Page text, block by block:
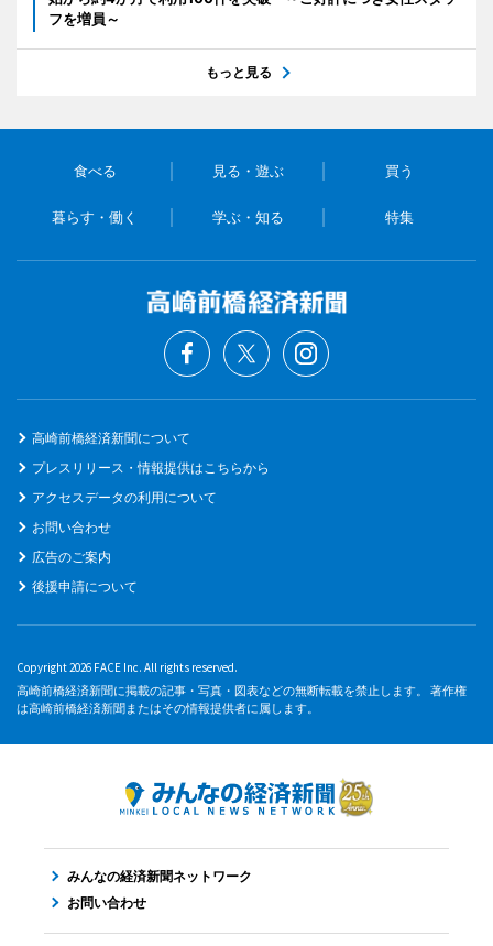
フを増員～
もっと見る
食べる 見る・遊ぶ 買う
暮らす・働く 学ぶ・知る 特集
高崎前橋経済新聞について
プレスリリース・情報提供はこちらから
アクセスデータの利用について
お問い合わせ
広告のご案内
後援申請について
Copyright 2026 FACE Inc. All rights reserved.
高崎前橋経済新聞に掲載の記事・写真・図表などの無断転載を禁止します。 著作権
は高崎前橋経済新聞またはその情報提供者に属します。
みんなの経済新聞ネットワーク
お問い合わせ